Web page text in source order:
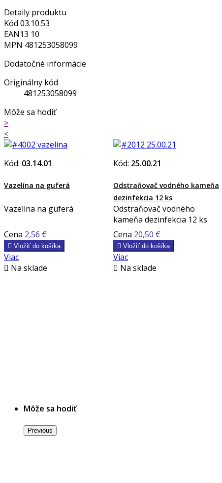
Detaily produktu
Kód 03.10.53
EAN13 10
MPN 481253058099
Dodatočné informácie
Originálny kód
481253058099
Môže sa hodiť
>
<
Kód: 03.14.01
Vazelína na guferá
Vazelína na guferá
Cena 2,56 €
 Vložiť do košíka
Viac
 Na sklade
Kód: 25.00.21
Odstraňovač vodného kameňa
dezinfekcia 12 ks
Odstraňovač vodného
kameňa dezinfekcia 12 ks
Cena 20,50 €
 Vložiť do košíka
Viac
 Na sklade
Môže sa hodiť
Previous